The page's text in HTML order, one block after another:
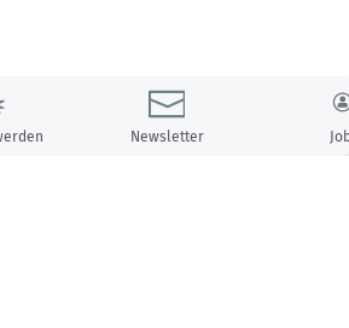
Newsletter